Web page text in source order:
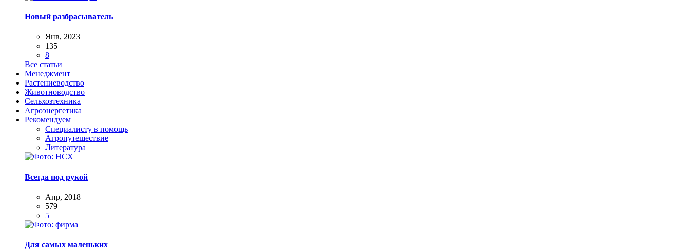
Новый разбрасыватель
Янв, 2023
135
8
Все статьи
Менеджмент
Растениеводство
Животноводство
Сельхозтехника
Агроэнергетика
Рекомендуем
Специалисту в помощь
Агропутешествие
Литература
Всегда под рукой
Апр, 2018
579
5
Для самых маленьких